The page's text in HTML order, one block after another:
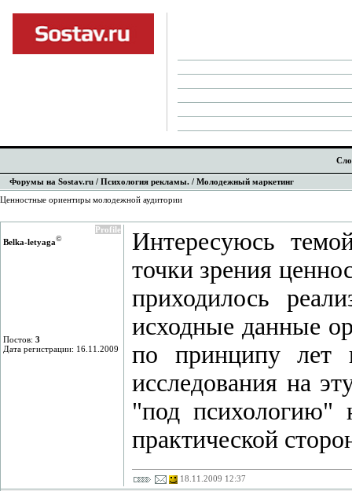
Форумы на Sostav.ru / Психология рекламы. / Молодежный маркетинг
Ценностные ориентиры молодежной аудитории
Profile
Belka-letyaga©
Постов: 3
Дата регистрации: 16.11.2009
Интересуюсь
точки зрения
приходилось
исходные данные
по принципу лет
исследования на
"под психологию"
практической
18.11.2009 12:37